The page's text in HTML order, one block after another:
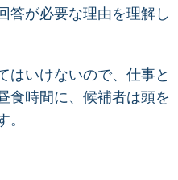
答が必要な理由を理解し
はいけないので、仕事と
食時間に、候補者は頭を